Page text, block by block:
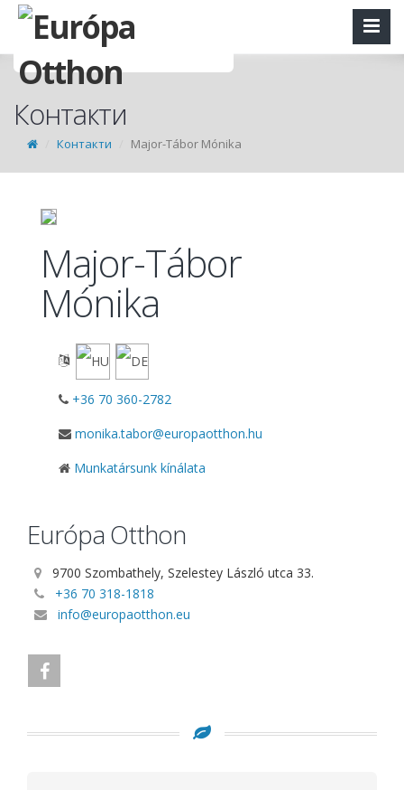
Контакти
Контакти Major-Tábor Mónika
Major-Tábor
Mónika
+36 70 360-2782
monika.tabor@europaotthon.hu
Munkatársunk kínálata
Európa Otthon
9700 Szombathely, Szelestey László utca 33.
+36 70 318-1818
info@europaotthon.eu